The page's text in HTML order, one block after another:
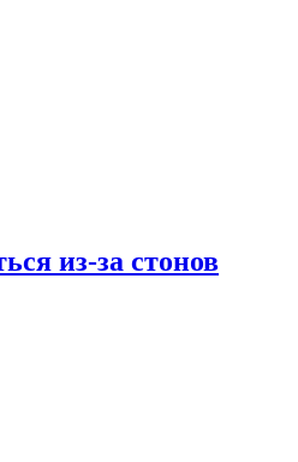
из-за стонов